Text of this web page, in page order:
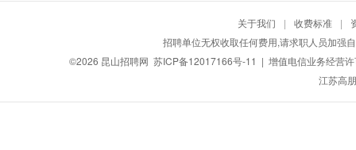
关于我们 | 收费标准 |
招聘单位无权收取任何费用,请求职人员加强
©2026 昆山招聘网 苏ICP备12017166号-11 | 增值电信业务经营
江苏高